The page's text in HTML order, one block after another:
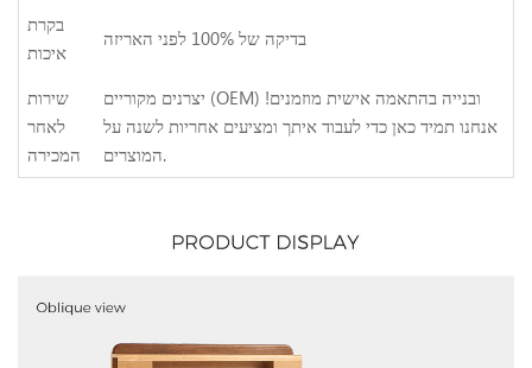
בקרת
איכות
בדיקה של 100% לפני האריזה
שירות
לאחר
המכירה
יצרנים מקוריים (OEM) ובנייה בהתאמה אישית מוזמנים!
אנחנו תמיד כאן כדי לעבוד איתך ומציעים אחריות לשנה על
המוצרים.